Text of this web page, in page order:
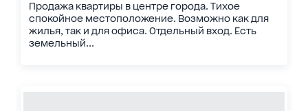
Продажа квартиры в центре города. Тихое
спокойное местоположение. Возможно как для
жилья, так и для офиса. Отдельный вход. Есть
земельный...